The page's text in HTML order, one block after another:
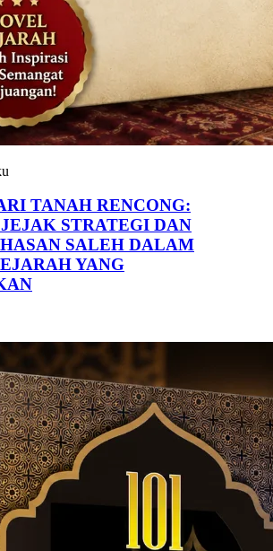
TANAH RENCONG:
STRATEGI DAN
SALEH DALAM
YANG